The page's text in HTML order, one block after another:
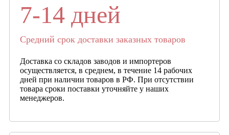
7-14 дней
Средний срок доставки заказных товаров
Доставка со складов заводов и импортеров
осуществляется, в среднем, в течение 14 рабочих
дней при наличии товаров в РФ. При отсутствии
товара сроки поставки уточняйте у наших
менеджеров.